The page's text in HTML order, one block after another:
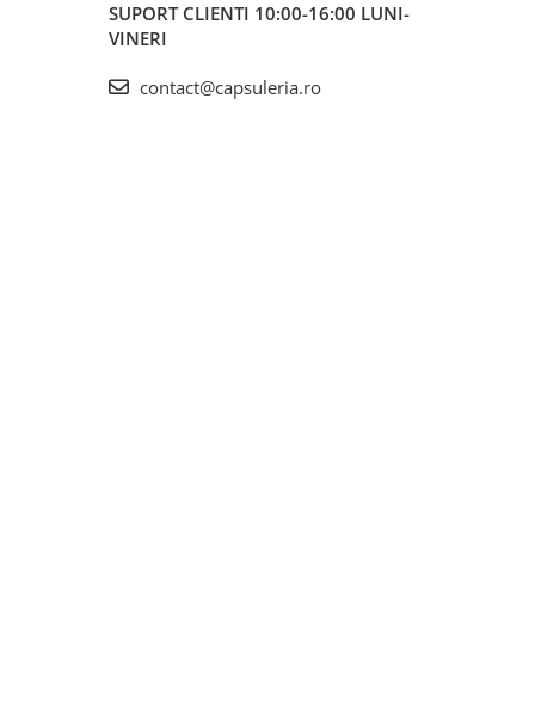
SUPORT CLIENTI 10:00-16:00 LUNI-
VINERI
contact@capsuleria.ro